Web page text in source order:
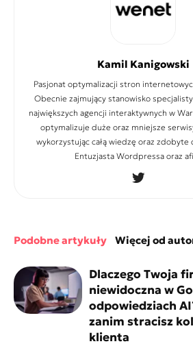
Kamil Kanigowski
Pasjonat optymalizacji stron
Obecnie zajmujący stanowisko
największych agencji interaktywnych w
optymalizuje duże oraz mniejsze
wykorzystując całą wiedzę oraz zdobyte
Entuzjasta Wordpressa oraz
podobne artykuły więcej od
Dlaczego Twoja
niewidoczna w
odpowiedziach
zanim stracisz
klienta